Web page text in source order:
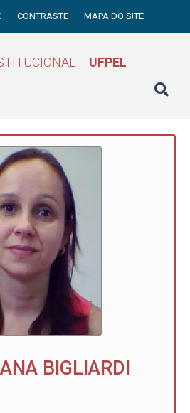
CONTRASTE MAPA DO SITE
UFPEL
BIGLIARDI